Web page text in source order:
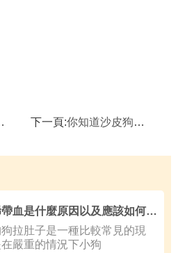
下一頁:你知道沙皮狗的起源嗎？
小狗拉稀帶血是什麼原因以及應該如何治療
肚子是一種比較常見的現
嚴重的情況下小狗